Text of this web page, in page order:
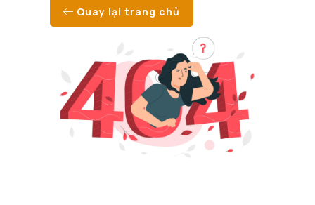
Quay lại trang chủ